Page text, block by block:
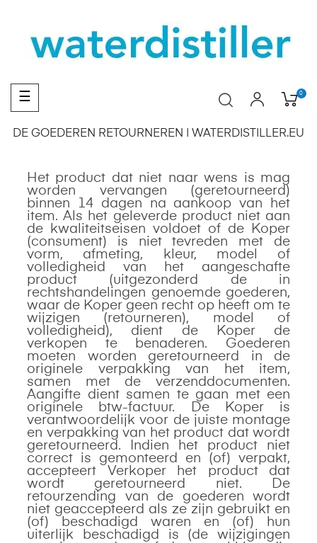
Toggle
☰ 0
DE GOEDEREN RETOURNEREN | WATERDISTILLER.EU
Het product dat niet naar wens is mag
worden vervangen (geretourneerd)
binnen 14 dagen na aankoop van het
item. Als het geleverde product niet aan
de kwaliteitseisen voldoet of de Koper
(consument) is niet tevreden met de
vorm, afmeting, kleur, model of
volledigheid van het aangeschafte
product (uitgezonderd de in
rechtshandelingen genoemde goederen,
waar de Koper geen recht op heeft om te
wijzigen (retourneren), model of
volledigheid), dient de Koper de
verkopen te benaderen. Goederen
moeten worden geretourneerd in de
originele verpakking van het item,
samen met de verzenddocumenten.
Aangifte dient samen te gaan met een
originele btw-factuur. De Koper is
verantwoordelijk voor de juiste montage
en verpakking van het product dat wordt
geretourneerd. Indien het product niet
correct is gemonteerd en (of) verpakt,
accepteert Verkoper het product dat
wordt geretourneerd niet. De
retourzending van de goederen wordt
niet geaccepteerd als ze zijn gebruikt en
(of) beschadigd waren en (of) hun
uiterlijk beschadigd is (de wijzigingen